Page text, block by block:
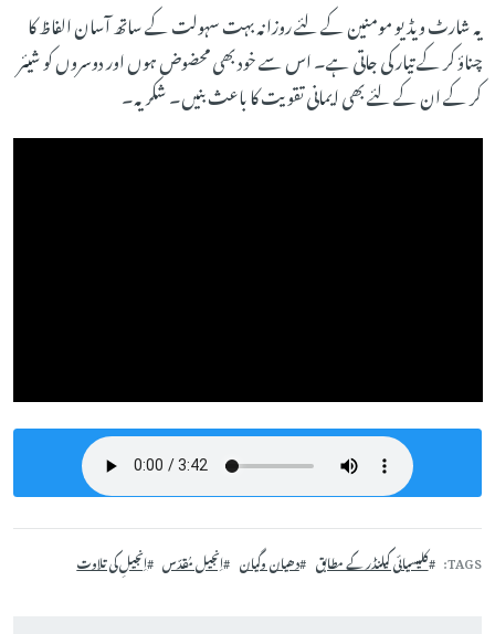
یہ شارٹ ویڈیو مومنین کے لئے روزانہ بہت سہولت کے ساتھ آسان الفاظ کا
چناؤ کر کے تیار کی جاتی ہے۔ اس سے خود بھی محضوض ہوں اور دوسروں کو شیئر
کر کے ان کے لئے بھی ایمانی تقویت کا باعث بنیں۔ شکریہ۔
TAGS کلیسیائی کیلنڈر کے مطابق دھیان وگیان اِنجیل مُقدّس اِنجیلِ کی تلاوت